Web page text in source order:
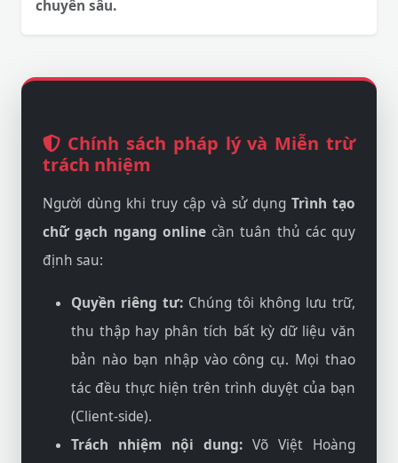
chuyên sâu.
Chính sách pháp lý và Miễn trừ
trách nhiệm
Người dùng khi truy cập và sử dụng Trình tạo
chữ gạch ngang onlinecần tuân thủ các quy
định sau:
Quyền riêng tư: Chúng tôi không lưu trữ,
thu thập hay phân tích bất kỳ dữ liệu văn
bản nào bạn nhập vào công cụ. Mọi thao
tác đều thực hiện trên trình duyệt của bạn
(Client-side).
Trách nhiệm nội dung: Võ Việt Hoàng